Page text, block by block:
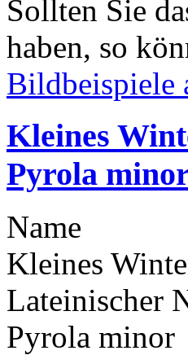
Sollten Sie
haben, so
Bildbeispiele
Kleines
Pyrola
Name
Kleines
Lateinischer
Pyrola minor